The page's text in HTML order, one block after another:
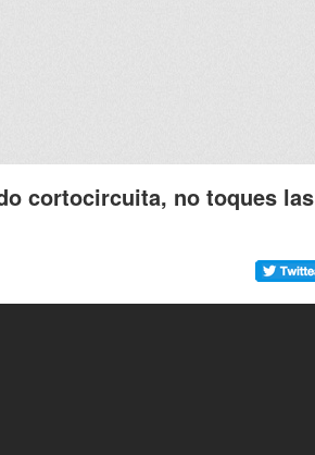
cortocircuita, no toques las